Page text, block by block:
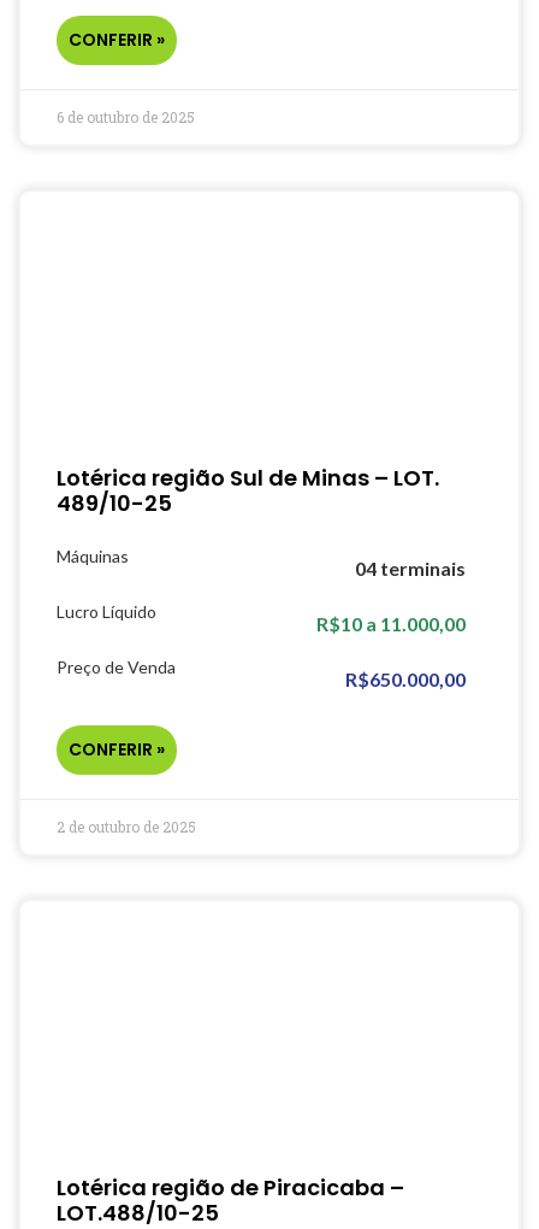
CONFERIR »
6 de outubro de 2025
Lotérica região Sul de Minas – LOT.
489/10-25
Máquinas
04 terminais
Lucro Líquido
R$10 a 11.000,00
Preço de Venda
R$650.000,00
CONFERIR »
2 de outubro de 2025
Lotérica região de Piracicaba –
LOT.488/10-25